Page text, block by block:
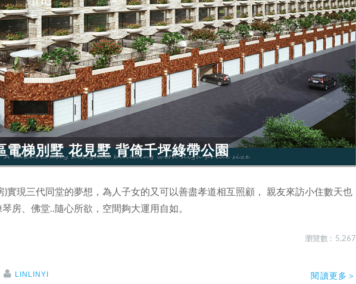
電梯別墅 花見墅 背倚千坪綠帶公園
)實現三代同堂的夢想，為人子女的又可以善盡孝道相互照顧， 親友來訪小住數天也
房、佛堂..隨心所欲，空間夠大運用自如。
瀏覽數 : 5,267
LINLINYI 閱讀更多＞